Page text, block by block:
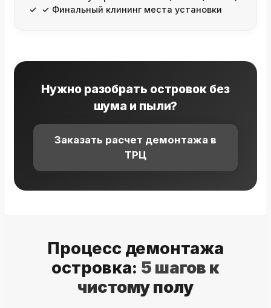
✓ Финальный клининг места установки
Нужно разобрать островок без
шума и пыли?
Заказать расчет демонтажа в
ТРЦ
Процесс демонтажа
островка: 5 шагов к
чистому полу